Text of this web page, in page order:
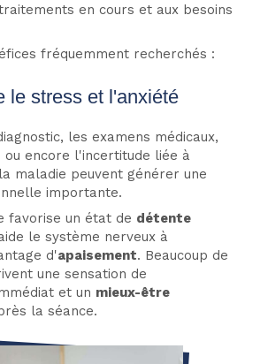
en cours et aux besoins
fréquemment recherchés :
le stress et l'anxiété
les examens médicaux,
encore l'incertitude liée à
maladie peuvent générer une
importante.
favorise un état de détente
le système nerveux à
d'apaisement. Beaucoup de
une sensation de
et un mieux-être
la séance.